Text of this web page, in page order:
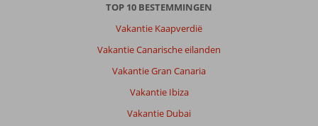
TOP 10 BESTEMMINGEN
Vakantie Kaapverdië
Vakantie Canarische eilanden
Vakantie Gran Canaria
Vakantie Ibiza
Vakantie Dubai